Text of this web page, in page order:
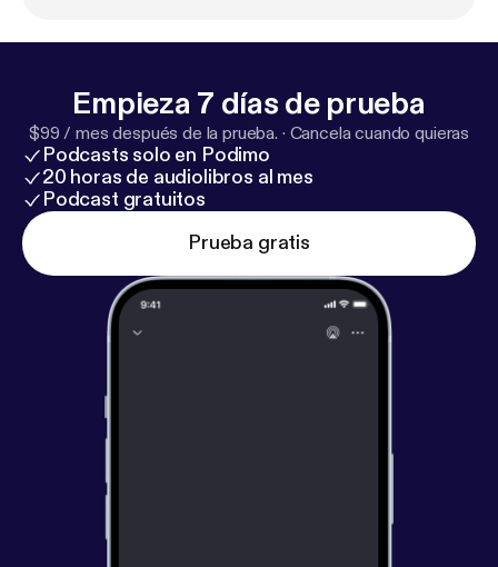
Empieza 7 días de prueba
$99 / mes después de la prueba. · Cancela cuando quieras
Podcasts solo en Podimo
20 horas de audiolibros al mes
Podcast gratuitos
Prueba gratis